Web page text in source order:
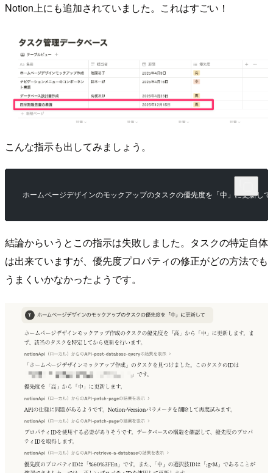
Notion上にも追加されていました。これはすごい！
こんな指示も出してみましょう。
ホームページデザインのモックアップのタスクの優先度を「中」に更新して
結論からいうとこの指示は失敗しました。タスクの特定自体
は出来ていますが、優先度プロパティの修正がどの方法でも
うまくいかなかったようです。